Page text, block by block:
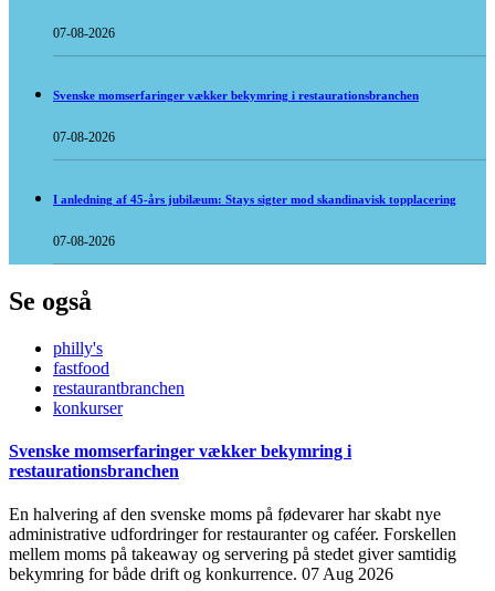
07-08-2026
Svenske momserfaringer vækker bekymring i restaurationsbranchen
07-08-2026
I anledning af 45-års jubilæum: Stays sigter mod skandinavisk topplacering
07-08-2026
Se også
philly's
fastfood
restaurantbranchen
konkurser
Svenske momserfaringer vækker bekymring i
restaurationsbranchen
En halvering af den svenske moms på fødevarer har skabt nye
administrative udfordringer for restauranter og caféer. Forskellen
mellem moms på takeaway og servering på stedet giver samtidig
bekymring for både drift og konkurrence. 07 Aug 2026